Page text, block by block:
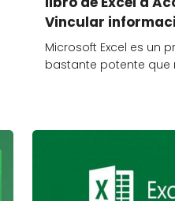
Vincular
Microsoft Excel es un
bastante potente que